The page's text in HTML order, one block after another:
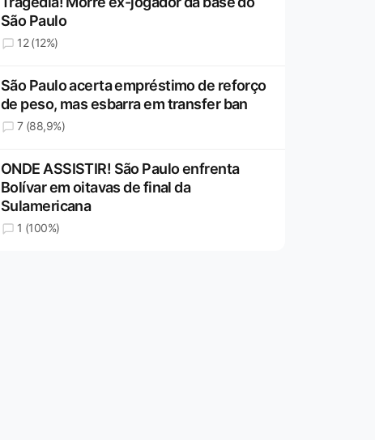
São Paulo
12 (12%)
São Paulo acerta empréstimo de reforço
de peso, mas esbarra em transfer ban
7 (88,9%)
ONDE ASSISTIR! São Paulo enfrenta
Bolívar em oitavas de final da
Sulamericana
1 (100%)